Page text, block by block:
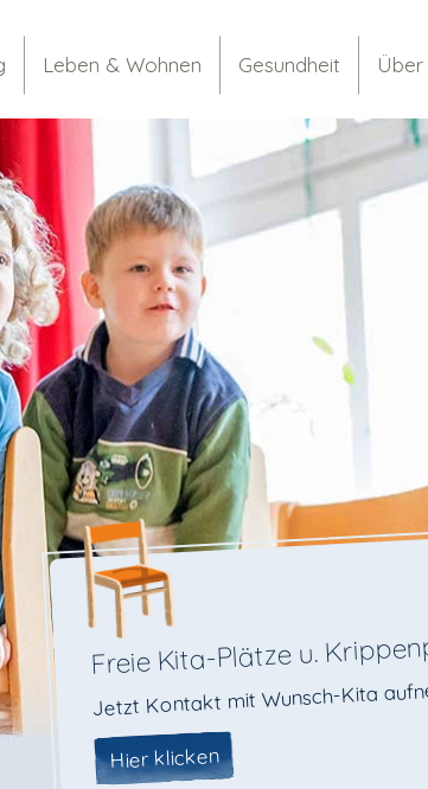
Leben & Wohnen Gesundheit Über
Freie Kita-Plätze u.
Jetzt Kontakt mit Wunsch-Kita
Hier klicken